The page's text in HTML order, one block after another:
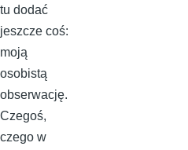
tu dodać
jeszcze coś:
moją
osobistą
obserwację.
Czegoś,
czego w